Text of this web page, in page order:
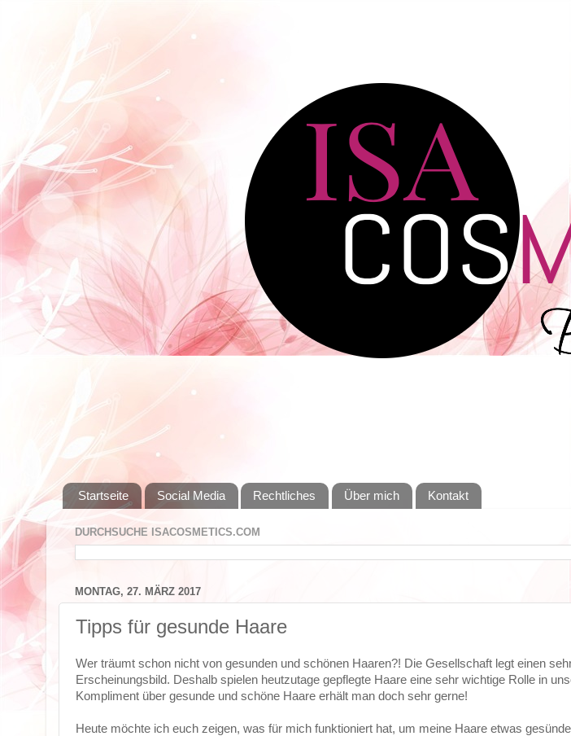
Startseite Social Media Rechtliches Über mich Kontakt
DURCHSUCHE ISACOSMETICS.COM
MONTAG, 27. MÄRZ 2017
Tipps für gesunde Haare
Wer träumt schon nicht von gesunden und schönen Haaren?! Die Gesellschaft legt einen
Erscheinungsbild. Deshalb spielen heutzutage gepflegte Haare eine sehr wichtige Rolle in
Kompliment über gesunde und schöne Haare erhält man doch sehr gerne!
Heute möchte ich euch zeigen, was für mich funktioniert hat, um meine Haare etwas